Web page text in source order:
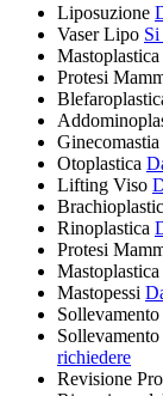
Liposuzione
Vaser Lipo
Mastoplastica
Protesi
Ginecomastia
Otoplastica
Lifting Viso
Rinoplastica
Protesi
Mastopessi
richiedere
Revisione